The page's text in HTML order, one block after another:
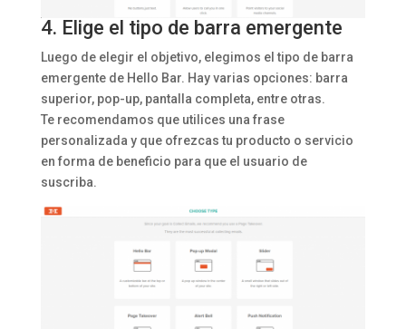
4. Elige el tipo de barra emergente
Luego de elegir el objetivo, elegimos el tipo de barra
emergente de Hello Bar. Hay varias opciones: barra
superior, pop-up, pantalla completa, entre otras.
Te recomendamos que utilices una frase
personalizada y que ofrezcas tu producto o servicio
en forma de beneficio para que el usuario de
suscriba.